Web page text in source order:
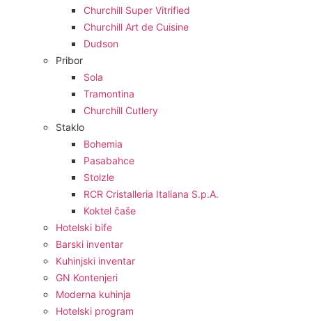
Churchill Super Vitrified
Churchill Art de Cuisine
Dudson
Pribor
Sola
Tramontina
Churchill Cutlery
Staklo
Bohemia
Pasabahce
Stolzle
RCR Cristalleria Italiana S.p.A.
Koktel čaše
Hotelski bife
Barski inventar
Kuhinjski inventar
GN Kontenjeri
Moderna kuhinja
Hotelski program